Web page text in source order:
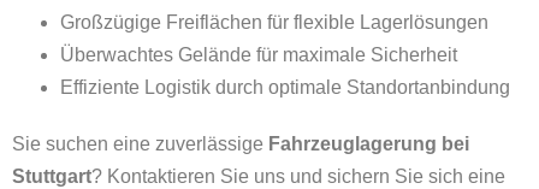
Großzügige Freiflächen für flexible Lagerlösungen
Überwachtes Gelände für maximale Sicherheit
Effiziente Logistik durch optimale Standortanbindung
Sie suchen eine zuverlässige Fahrzeuglagerung bei
Stuttgart? Kontaktieren Sie uns und sichern Sie sich eine